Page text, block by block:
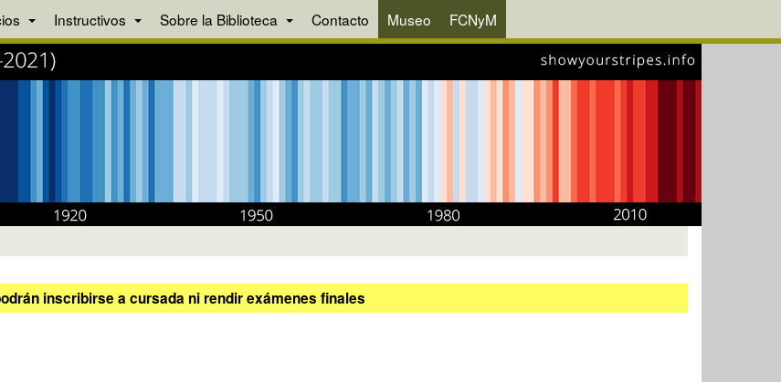
Instructivos Sobre la Biblioteca Contacto Museo FCNyM
inscribirse a cursada ni rendir exámenes finales